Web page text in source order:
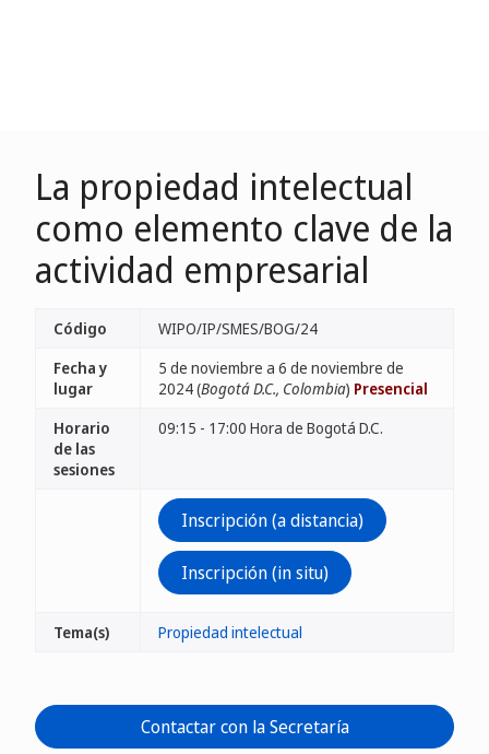
La propiedad intelectual
como elemento clave de la
actividad empresarial
Código
WIPO/IP/SMES/BOG/24
Fecha y
lugar
5 de noviembre a 6 de noviembre de
2024 (Bogotá D.C., Colombia) Presencial
Horario
de las
sesiones
09:15 - 17:00 Hora de Bogotá D.C.
Inscripción (a distancia)
Inscripción (in situ)
Tema(s) Propiedad intelectual
Contactar con la Secretaría